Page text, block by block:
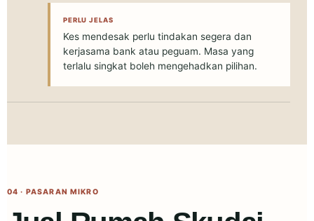
PERLU JELAS
Kes mendesak perlu tindakan segera dan
kerjasama bank atau peguam. Masa yang
terlalu singkat boleh mengehadkan pilihan.
04 · PASARAN MIKRO